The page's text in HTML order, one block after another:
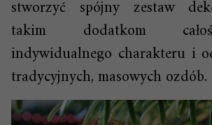
stworzyć spójny zestaw
takim dodatkom
indywidualnego charakteru i
tradycyjnych, masowych ozdób.